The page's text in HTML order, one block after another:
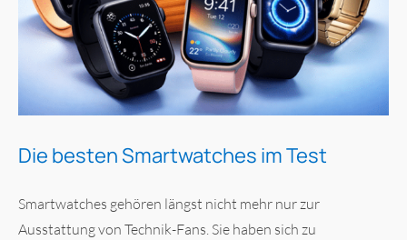
Die besten Smartwatches im Test
Smartwatches gehören längst nicht mehr nur zur
Ausstattung von Technik-Fans. Sie haben sich zu